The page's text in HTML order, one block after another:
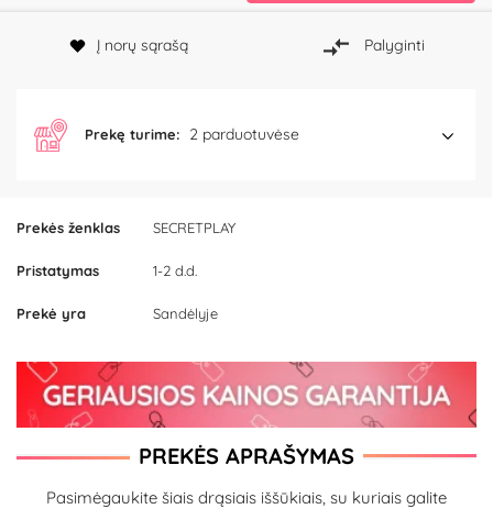
Prekės ženklas SECRETPLAY
Pristatymas 1-2 d.d.
Prekė yra Sandėlyje
Į norų sąrašą Palyginti
Prekę turime: 2 parduotuvėse
PREKĖS APRAŠYMAS
Pasimėgaukite šiais drąsiais iššūkiais, su kuriais galite